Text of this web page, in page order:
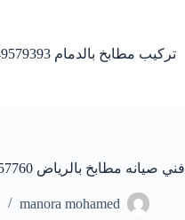
تركيب مطابخ بالدمام 0549579393
فني صيانه مطابخ بالرياض 0531357760
manora mohamed